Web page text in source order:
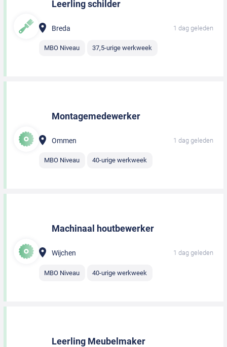
Leerling schilder
Breda 1 dag geleden
MBO Niveau 37,5-urige werkweek
Montagemedewerker
Ommen 1 dag geleden
MBO Niveau 40-urige werkweek
Machinaal houtbewerker
Wijchen 1 dag geleden
MBO Niveau 40-urige werkweek
Leerling Meubelmaker